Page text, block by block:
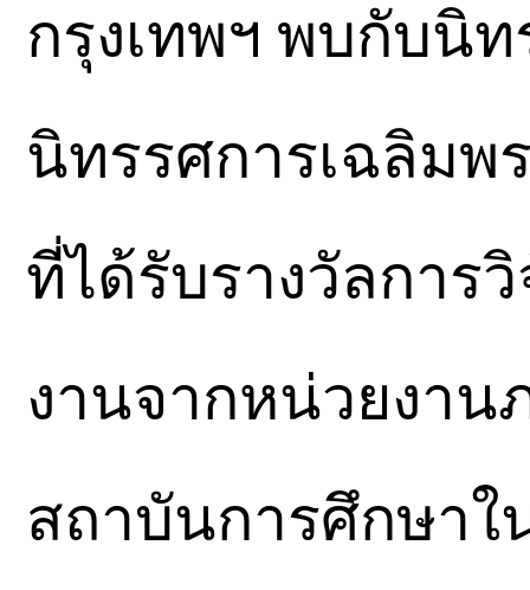
กรุงเทพฯ พบกับนิ
นิทรรศการเฉลิมพ
ที่ได้รับรางวัลการ
งานจากหน่วยงาน
สถาบันการศึกษาใ